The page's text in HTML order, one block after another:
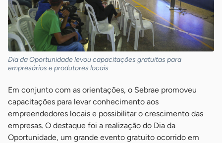
Dia da Oportunidade levou capacitações gratuitas para
empresários e produtores locais
Em conjunto com as orientações, o Sebrae promoveu
capacitações para levar conhecimento aos
empreendedores locais e possibilitar o crescimento das
empresas. O destaque foi a realização do Dia da
Oportunidade, um grande evento gratuito ocorrido em